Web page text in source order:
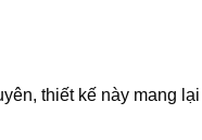
thiết kế này mang